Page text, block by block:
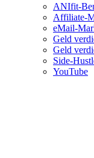
ANIfit-
Affiliate-
eMail-
Geld
Geld
Side-
YouTube